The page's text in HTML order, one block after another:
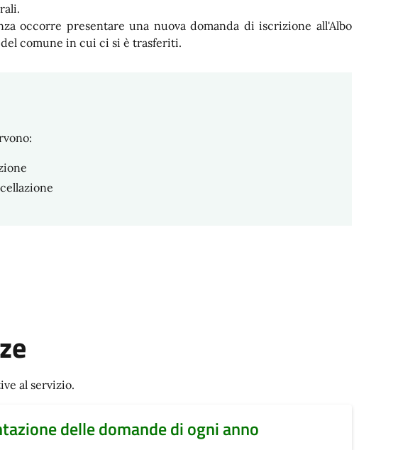
occorre presentare una nuova domanda di iscrizione all'Albo
comune in cui ci si è trasferiti.
al servizio.
delle domande di ogni anno